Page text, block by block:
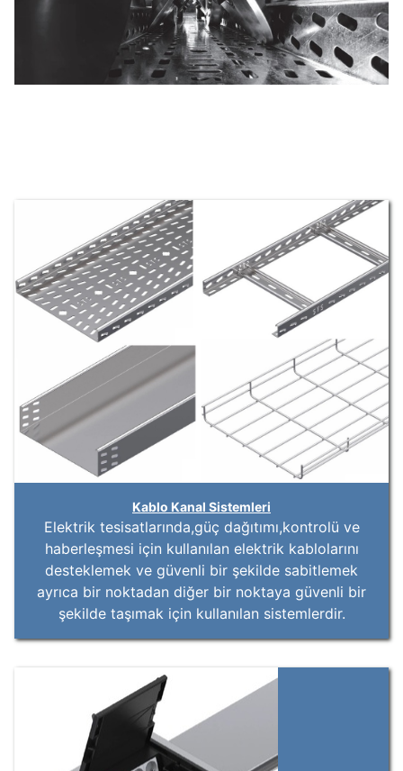
Kablo Kanal Sistemleri
Elektrik tesisatlarında,güç dağıtımı,kontrolü ve
haberleşmesi için kullanılan elektrik kablolarını
desteklemek ve güvenli bir şekilde sabitlemek
ayrıca bir noktadan diğer bir noktaya güvenli bir
şekilde taşımak için kullanılan sistemlerdir.